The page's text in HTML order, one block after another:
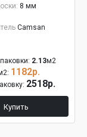
8 мм
Camsan
2.13м2
1182р.
2518р.
Купить